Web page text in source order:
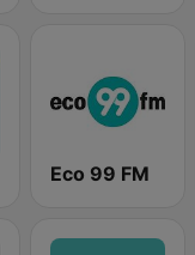
Eco 99 FM